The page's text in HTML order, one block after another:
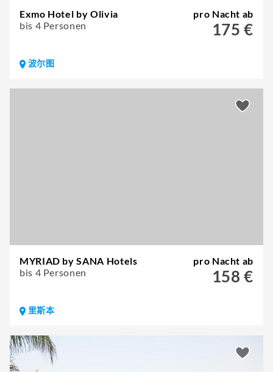
Exmo Hotel by Olivia
bis 4 Personen
pro Nacht ab
175 €
波尔图
MYRIAD by SANA Hotels
bis 4 Personen
pro Nacht ab
158 €
里斯本